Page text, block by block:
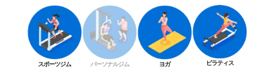
スポーツジム パーソナルジム ヨガ ピラティス